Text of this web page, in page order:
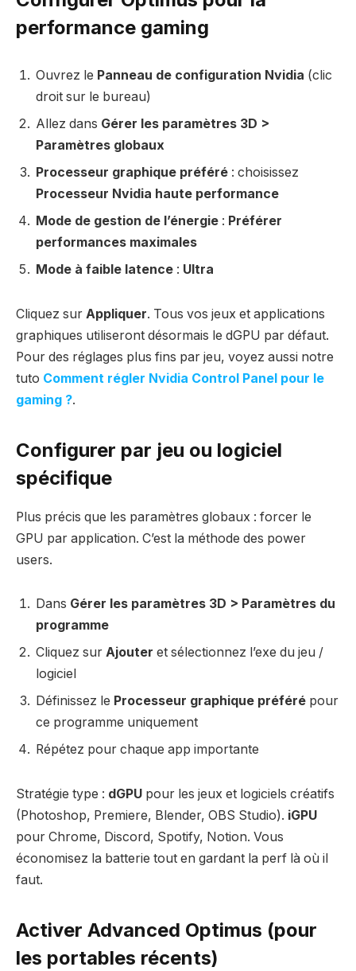
performance gaming
Ouvrez le Panneau de configuration Nvidia (clic
droit sur le bureau)
Allez dans Gérer les paramètres 3D >
Paramètres globaux
Processeur graphique préféré : choisissez
Processeur Nvidia haute performance
Mode de gestion de l’énergie : Préférer
performances maximales
Mode à faible latence : Ultra
Cliquez sur Appliquer. Tous vos jeux et applications
graphiques utiliseront désormais le dGPU par défaut.
Pour des réglages plus fins par jeu, voyez aussi notre
tuto Comment régler Nvidia Control Panel pour le
gaming ?.
Configurer par jeu ou logiciel
spécifique
Plus précis que les paramètres globaux : forcer le
GPU par application. C’est la méthode des power
users.
Dans Gérer les paramètres 3D > Paramètres du
programme
Cliquez sur Ajouter et sélectionnez l’exe du jeu /
logiciel
Définissez le Processeur graphique préféré pour
ce programme uniquement
Répétez pour chaque app importante
Stratégie type : dGPU pour les jeux et logiciels créatifs
(Photoshop, Premiere, Blender, OBS Studio). iGPU
pour Chrome, Discord, Spotify, Notion. Vous
économisez la batterie tout en gardant la perf là où il
faut.
Activer Advanced Optimus (pour
les portables récents)